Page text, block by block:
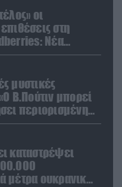
οι
στη
Νέα
εγκαταστάσεις στα
μυστικές
Β.Πούτιν μπορεί
περιορισμένη
επιχείρηση στην
καταστρέψει
μέτρα ουκρανικών